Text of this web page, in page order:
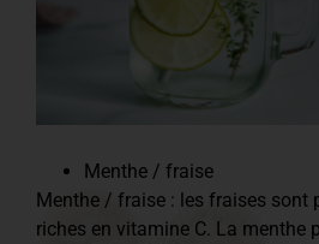
Menthe / fraise
Menthe / fraise : les fraises sont
riches en vitamine C. La menthe